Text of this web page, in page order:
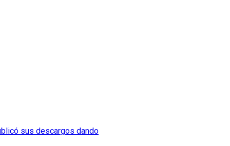
sus descargos dando